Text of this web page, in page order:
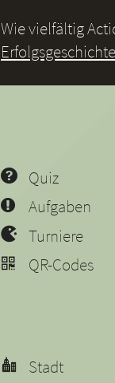
Wie vielfältig
Quiz
Aufgaben
Turniere
QR-Codes
Stadt